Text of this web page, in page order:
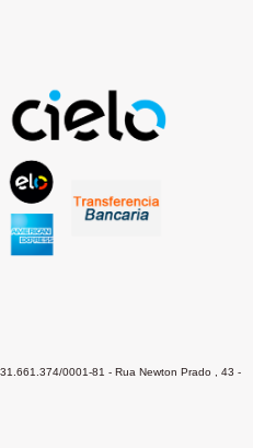
0001-81 - Rua Newton Prado , 43 -